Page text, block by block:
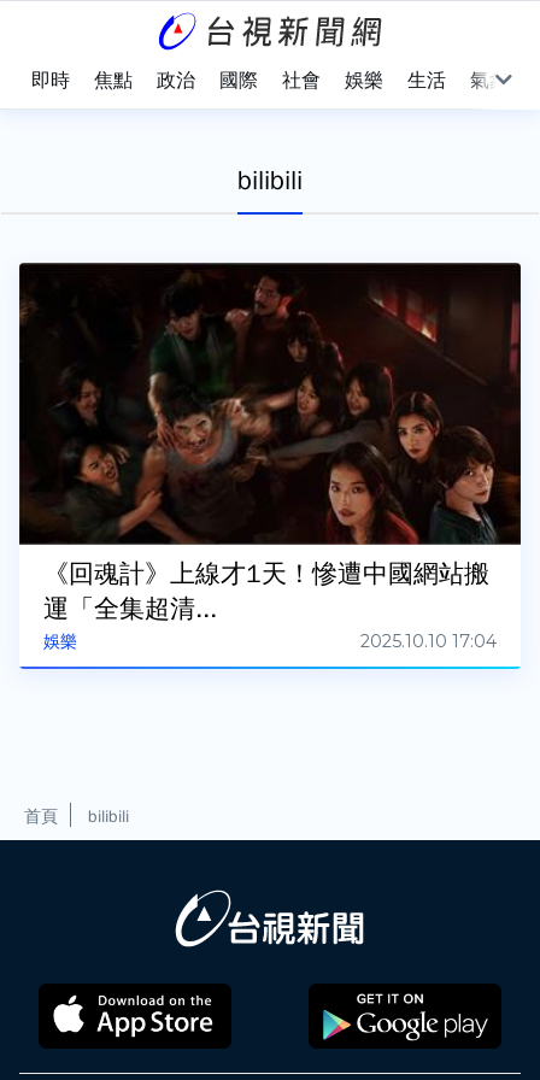
即時 焦點 政治 國際 社會 娛樂 生活 氣象
bilibili
娛樂
《回魂計》上線才1天！慘遭中國網站搬
運「全集超清...
2025.10.10 17:04
首頁 bilibili